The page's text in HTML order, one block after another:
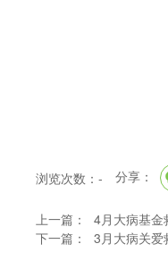
浏览次数： - 分享：
上一篇：
4月大病基金
下一篇：
3月大病关爱